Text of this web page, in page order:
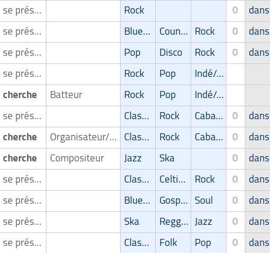
se présente Rock 0 dans
se présente Blues/Swing Country/Bluegrass Rock 0
se présente Pop Disco Rock 0
se présente Rock Pop Indé/Alternatif
cherche Batteur Rock Pop Indé/Alternatif
se présente Classic Rock Cabaret/Variétés 0
cherche Organisateur/ Possibilité d'entrée en scène Classic Rock Cabaret/Variétés 0
cherche Compositeur Jazz Ska 0
se présente Classic Celtique Rock 0
se présente Blues/Swing Gospel Soul 0
se présente Ska Reggae/Ragga/Dub Jazz 0
se présente Classic Folk Pop 0